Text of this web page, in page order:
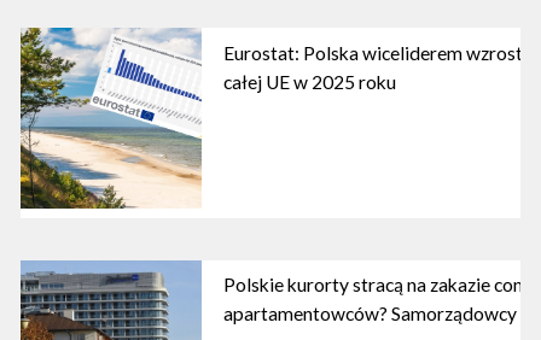
Eurostat: Polska wiceliderem
całej UE w 2025 roku
Polskie kurorty stracą na zakazie
apartamentowców? Samorządowcy